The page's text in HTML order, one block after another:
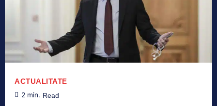
ACTUALITATE
2 min. Read